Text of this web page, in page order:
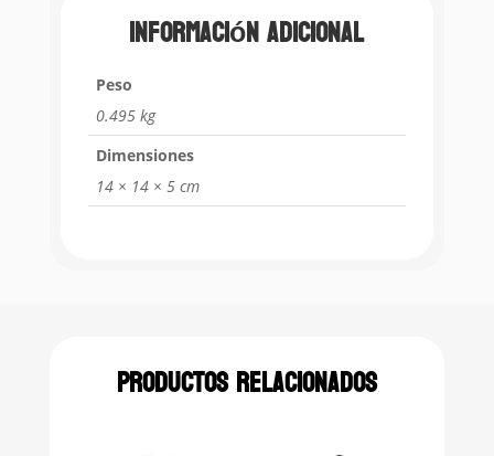
Información adicional
Peso
0.495 kg
Dimensiones
14 × 14 × 5 cm
Productos relacionados